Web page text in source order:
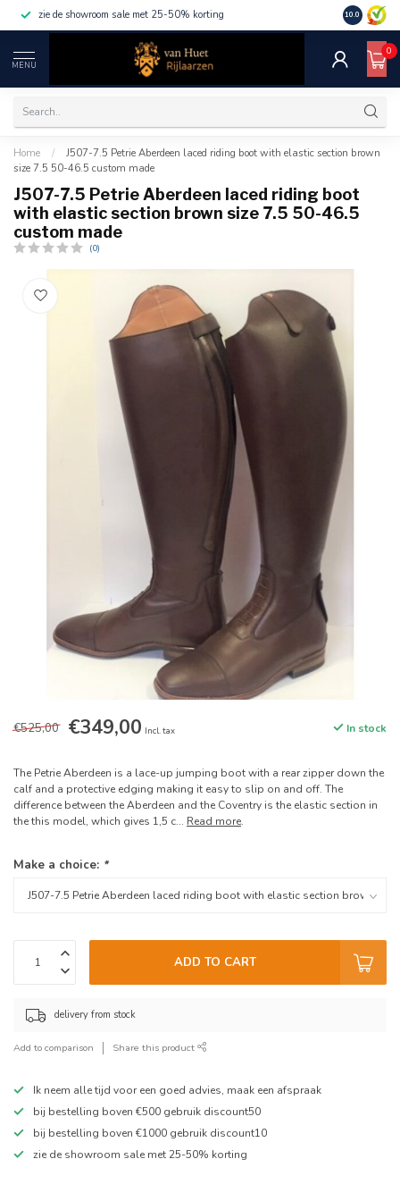
zie de showroom sale met 25-50% korting 10.0
MENU
0
Home /
J507-7.5 Petrie Aberdeen laced riding boot with elastic section brown
size 7.5 50-46.5 custom made
J507-7.5 Petrie Aberdeen laced riding boot
with elastic section brown size 7.5 50-46.5
custom made
(0)
€525,00 €349,00 Incl. tax In stock
The Petrie Aberdeen is a lace-up jumping boot with a rear zipper down the
calf and a protective edging making it easy to slip on and off. The
difference between the Aberdeen and the Coventry is the elastic section in
the this model, which gives 1,5 c... Read more.
Make a choice: *
ADD TO CART
delivery from stock
Add to comparison Share this product
Ik neem alle tijd voor een goed advies, maak een afspraak
bij bestelling boven €500 gebruik discount50
bij bestelling boven €1000 gebruik discount10
zie de showroom sale met 25-50% korting